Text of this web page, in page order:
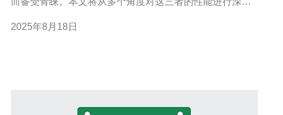
VPS？ 香港VPS因其地理位置优越，在连接中国大陆和其
2025年8月18日